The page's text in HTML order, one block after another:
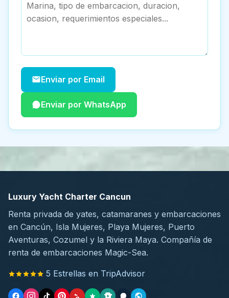
Enviar por Email
Enviar por WhatsApp
Luxury Yacht Charter Cancun
Renta privada de yates, catamaranes y embarcaciones
en Cancún, Isla Mujeres, Playa Mujeres, Puerto
Aventuras, Cozumel y la Riviera Maya. Compañía de
renta de embarcaciones Magic-Sea.
5 Estrellas en TripAdvisor